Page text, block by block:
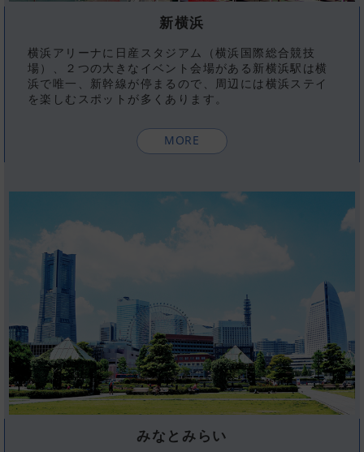
新横浜
横浜アリーナに日産スタジアム（横浜国際総合競技
場）、２つの大きなイベント会場がある新横浜駅は横
浜で唯一、新幹線が停まるので、周辺には横浜ステイ
を楽しむスポットが多くあります。
MORE
みなとみらい